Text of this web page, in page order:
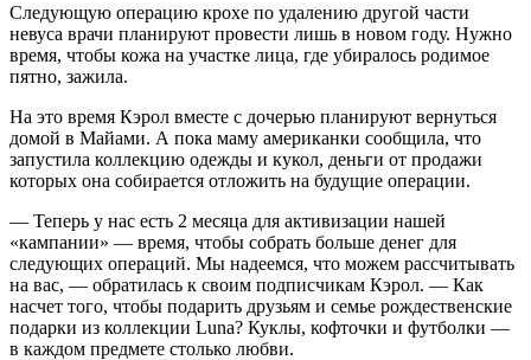
Следующую операцию крохе по удалению другой части
невуса врачи планируют провести лишь в новом году. Нужно
время, чтобы кожа на участке лица, где убиралось родимое
пятно, зажила.
На это время Кэрол вместе с дочерью планируют вернуться
домой в Майами. А пока маму американки сообщила, что
запустила коллекцию одежды и кукол, деньги от продажи
которых она собирается отложить на будущие операции.
— Теперь у нас есть 2 месяца для активизации нашей
«кампании» — время, чтобы собрать больше денег для
следующих операций. Мы надеемся, что можем рассчитывать
на вас, — обратилась к своим подписчикам Кэрол. — Как
насчет того, чтобы подарить друзьям и семье рождественские
подарки из коллекции Luna? Куклы, кофточки и футболки —
в каждом предмете столько любви.